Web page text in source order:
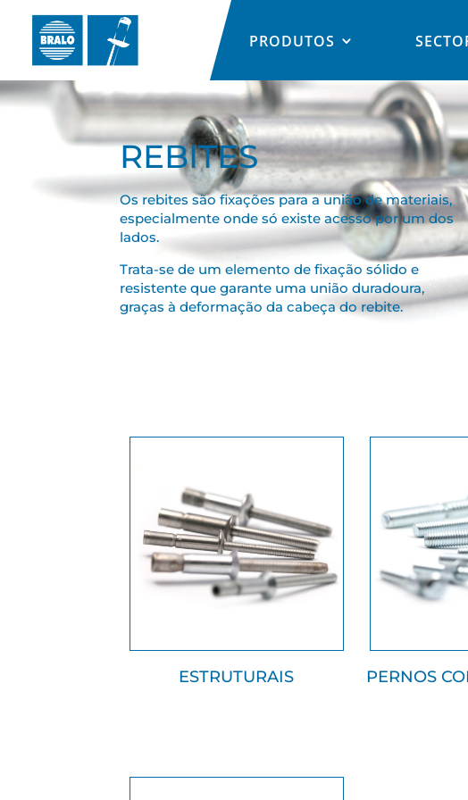
PRODUTOS
REBITES
Os rebites são fixações para a união de materiais,
especialmente onde só existe acesso por um dos
lados.
Trata-se de um elemento de fixação sólido e
resistente que garante uma união duradoura,
graças à deformação da cabeça do rebite.
ESTRUTURAIS PERNOS